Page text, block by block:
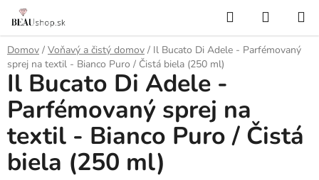
Prejsť
obsah
Hľadať
KOŠÍK
Domov / Voňavý a čistý domov / Il Bucato Di Adele - Parfémovaný
sprej na textil - Bianco Puro / Čistá biela (250 ml)
Il Bucato Di Adele -
Parfémovaný sprej na
textil - Bianco Puro / Čistá
biela (250 ml)